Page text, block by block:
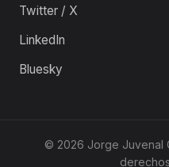
Twitter / X
LinkedIn
Bluesky
© 2026 Jorge Juvenal